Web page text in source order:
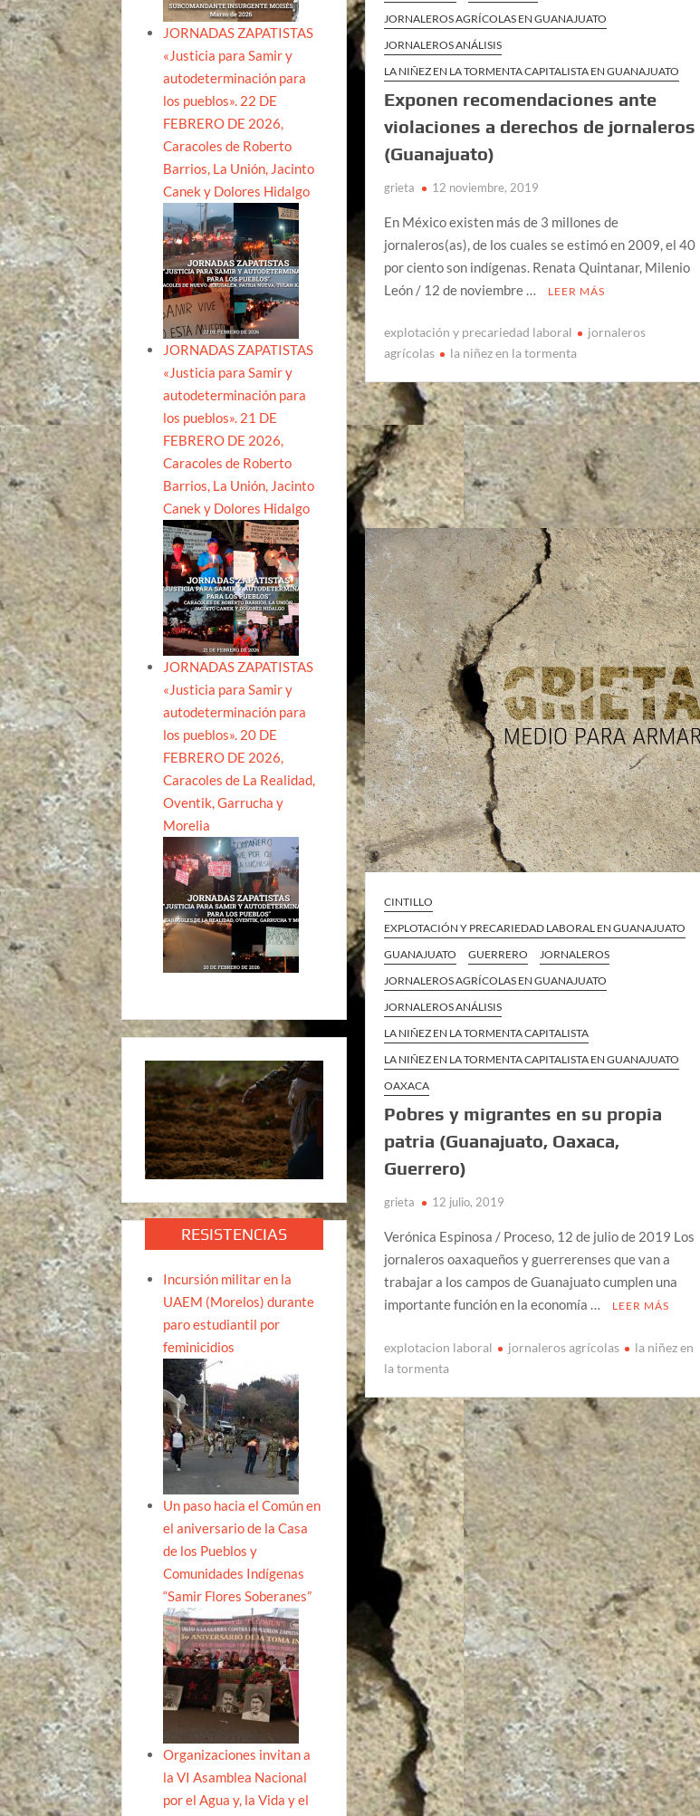
JORNALEROS AGRÍCOLAS EN GUANAJUATO
JORNALEROS ANÁLISIS
LA NIÑEZ EN LA TORMENTA CAPITALISTA EN GUANAJUATO
Exponen recomendaciones ante
violaciones a derechos de jornaleros
(Guanajuato)
grieta 12 noviembre, 2019
En México existen más de 3 millones de
jornaleros(as), de los cuales se estimó en 2009, el 40
por ciento son indígenas. Renata Quintanar, Milenio
León / 12 de noviembre …
LEER MÁS
explotación y precariedad laboral
jornaleros
agrícolas
la niñez en la tormenta
CINTILLO
EXPLOTACIÓN Y PRECARIEDAD LABORAL EN GUANAJUATO
GUANAJUATO
GUERRERO
JORNALEROS
JORNALEROS AGRÍCOLAS EN GUANAJUATO
JORNALEROS ANÁLISIS
LA NIÑEZ EN LA TORMENTA CAPITALISTA
LA NIÑEZ EN LA TORMENTA CAPITALISTA EN GUANAJUATO
OAXACA
Pobres y migrantes en su propia
patria (Guanajuato, Oaxaca,
Guerrero)
grieta 12 julio, 2019
Verónica Espinosa / Proceso, 12 de julio de 2019 Los
jornaleros oaxaqueños y guerrerenses que van a
trabajar a los campos de Guanajuato cumplen una
importante función en la economía …
LEER MÁS
explotacion laboral jornaleros agrícolas
la niñez en
la tormenta
JORNADAS ZAPATISTAS
«Justicia para Samir y
autodeterminación para
los pueblos». 22 DE
FEBRERO DE 2026,
Caracoles de Roberto
Barrios, La Unión, Jacinto
Canek y Dolores Hidalgo
JORNADAS ZAPATISTAS
«Justicia para Samir y
autodeterminación para
los pueblos». 21 DE
FEBRERO DE 2026,
Caracoles de Roberto
Barrios, La Unión, Jacinto
Canek y Dolores Hidalgo
JORNADAS ZAPATISTAS
«Justicia para Samir y
autodeterminación para
los pueblos». 20 DE
FEBRERO DE 2026,
Caracoles de La Realidad,
Oventik, Garrucha y
Morelia
RESISTENCIAS
Incursión militar en la
UAEM (Morelos) durante
paro estudiantil por
feminicidios
Un paso hacia el Común en
el aniversario de la Casa
de los Pueblos y
Comunidades Indígenas
“Samir Flores Soberanes”
Organizaciones invitan a
la VI Asamblea Nacional
por el Agua y, la Vida y el